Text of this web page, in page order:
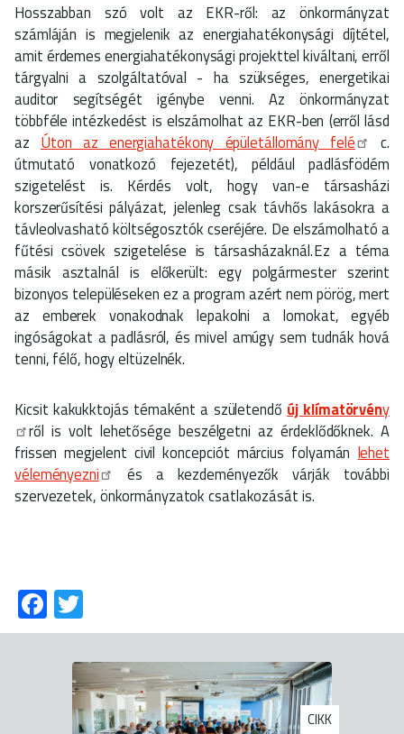
Hosszabban szó volt az EKR-ről: az önkormányzat
számláján is megjelenik az energiahatékonysági díjtétel,
amit érdemes energiahatékonysági projekttel kiváltani, erről
tárgyalni a szolgáltatóval - ha szükséges, energetikai
auditor segítségét igénybe venni. Az önkormányzat
többféle intézkedést is elszámolhat az EKR-ben (erről lásd
az Úton az energiahatékony épületállomány felé
c.
útmutató vonatkozó fejezetét), például padlásfödém
szigetelést is. Kérdés volt, hogy van-e társasházi
korszerűsítési pályázat, jelenleg csak távhős lakásokra a
távleolvasható költségosztók cseréjére. De elszámolható a
fűtési csövek szigetelése is társasházaknál. Ez a téma
másik asztalnál is előkerült: egy polgármester szerint
bizonyos településeken ez a program azért nem pörög, mert
az emberek vonakodnak lepakolni a lomokat, egyéb
ingóságokat a padlásról, és mivel amúgy sem tudnák hová
tenni, félő, hogy eltüzelnék.
Kicsit kakukktojás témaként a születendő új klímatörvény
ről is volt lehetősége beszélgetni az érdeklődőknek. A
frissen megjelent civil koncepciót március folyamán lehet
véleményezni
és a kezdeményezők várják további
szervezetek, önkormányzatok csatlakozását is.
Fa
ce
ok
wi
tt
er
CIKK